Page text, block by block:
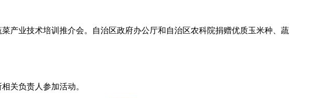
产业技术培训推介会。自治区政府办公厅和自治区农科院捐赠优质玉米种、蔬
关负责人参加活动。